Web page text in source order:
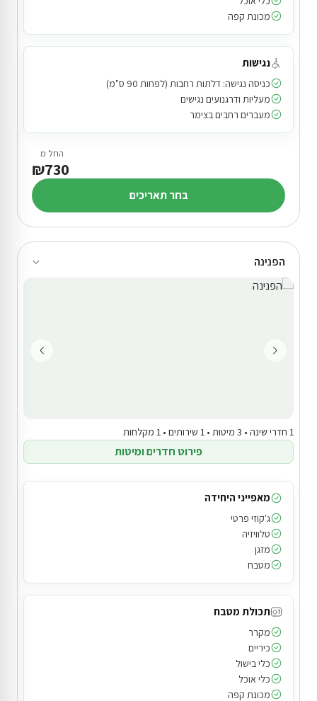
מכונת קפה
נגישות
כניסה נגישה: דלתות רחבות (לפחות 90 ס"מ)
מעליות ודרגנועים נגישים
מעברים רחבים בצימר
החל מ
₪730
בחר תאריכים
הפנינה
1 חדרי שינה • 3 מיטות • 1 שירותים • 1 מקלחות
פירוט חדרים ומיטות
מאפייני היחידה
ג'קוזי פרטי
טלוויזיה
מזגן
מטבח
תכולת מטבח
מקרר
כיריים
כלי בישול
כלי אוכל
מכונת קפה